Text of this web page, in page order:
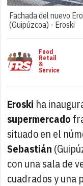
Fachada del nuevo
(Guipúzcoa) - Eroski
Food
Retail
&
Service
Eroski ha
supermercado
situado en el
Sebastián
con una sala de
cuadrados y una